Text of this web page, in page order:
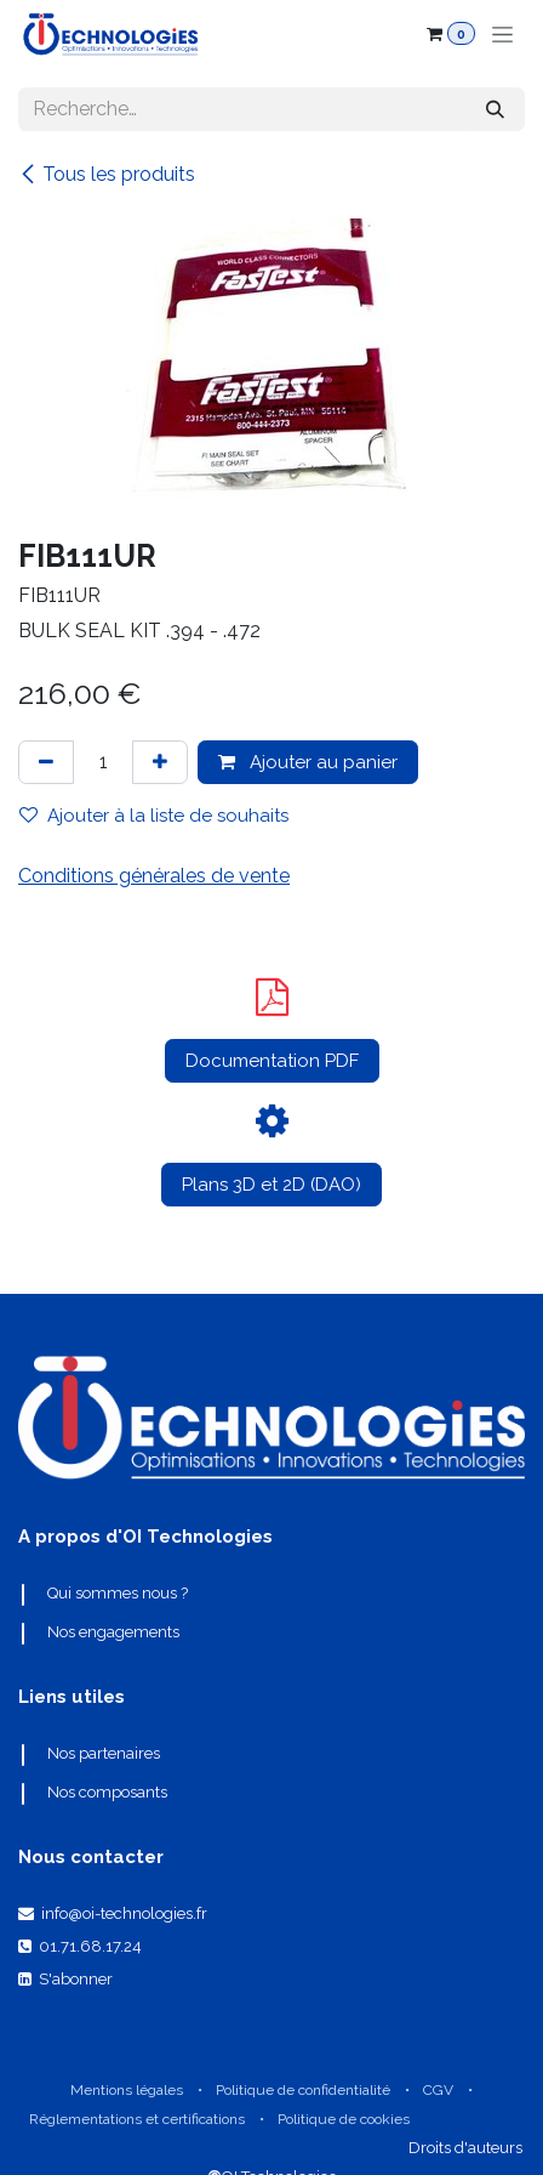
Se rendre au contenu
0
Tous les produits
FIB111UR
FIB111UR
BULK SEAL KIT .394 - .472
216,00 €
Ajouter au panier
Ajouter à la liste de souhaits
Conditions générales de vente
Documentation PDF
Plans 3D et 2D (DAO)
A propos d'OI Technologies
Qui sommes nous ?
Nos engagements
Liens utiles
Nos partenaires
Nos composants
Nous contacter
info@oi-technologies.fr
01.71.68.17.24
S'abonner
Mentions légales • Politique de confidentialité • CGV
•
Réglementations et certifications
• Politique de cookies
​Droits d'auteurs